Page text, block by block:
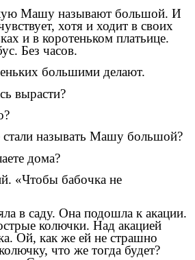
Машу называют большой. И
хотя и ходит в своих
и в коротеньком платьице.
Без часов.
большими делают.
вырасти?
называть Машу большой?
дома?
«Чтобы бабочка не
в саду. Она подошла к акации.
колючки. Над акацией
Ой, как же ей не страшно
что же тогда будет?